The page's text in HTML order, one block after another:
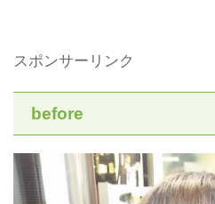
スポンサーリンク
before